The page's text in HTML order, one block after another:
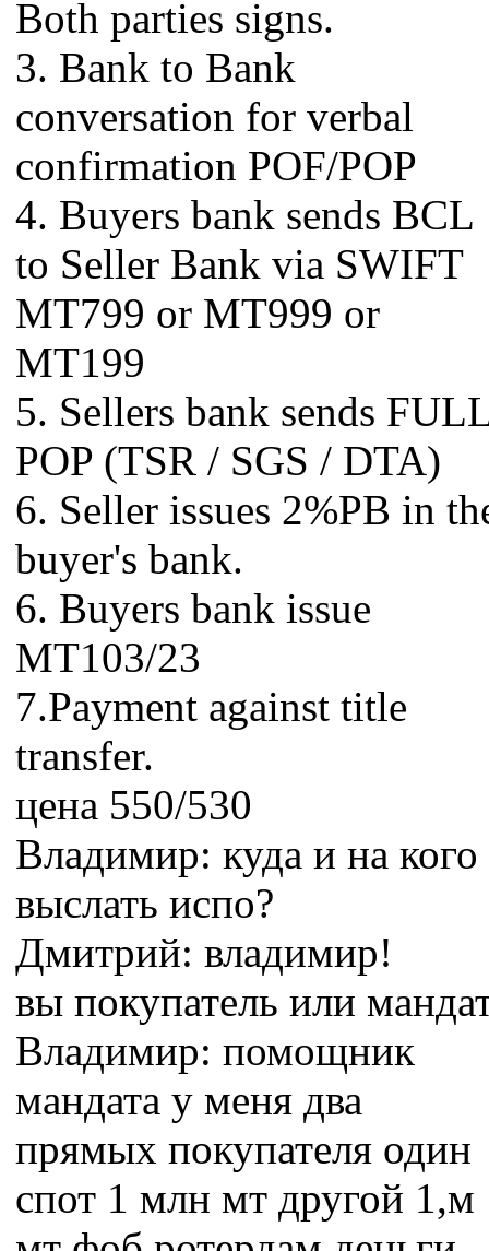
Both parties signs.
3. Bank to Bank
conversation for verbal
confirmation POF/POP
4. Buyers bank sends BCL
to Seller Bank via SWIFT
MT799 or MT999 or
MT199
5. Sellers bank sends
POP (TSR / SGS / DTA)
6. Seller issues 2%PB in
buyer's bank.
6. Buyers bank issue
MT103/23
7.Payment against title
transfer.
цена 550/530
Владимир: куда и на кого
выслать испо?
Дмитрий: владимир!
вы покупатель или
Владимир: помощник
мандата у меня два
прямых покупателя один
спот 1 млн мт другой 1,м